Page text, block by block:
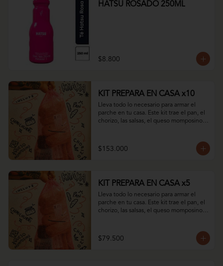
HATSU ROSADO 250ML
$8.800
KIT PREPARA EN CASA x10
Lleva todo lo necesario para armar el
parche en tu casa. Este kit trae el pan, el
chorizo, las salsas, el queso momposino y
$153.000
KIT PREPARA EN CASA x5
Lleva todo lo necesario para armar el
parche en tu casa. Este kit trae el pan, el
chorizo, las salsas, el queso momposino y
$79.500